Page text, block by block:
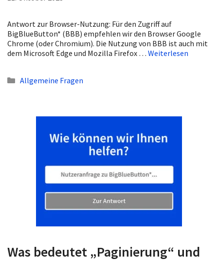
Antwort zur Browser-Nutzung: Für den Zugriff auf
BigBlueButton* (BBB) empfehlen wir den Browser Google
Chrome (oder Chromium). Die Nutzung von BBB ist auch mit
dem Microsoft Edge und Mozilla Firefox … Weiterlesen
Kategorien
Allgemeine Fragen
Was bedeutet „Paginierung“ und